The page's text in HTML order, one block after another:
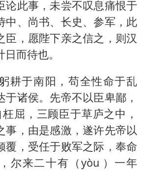
论此事，未尝不叹息痛恨于
中、尚书、长史、参军，此
臣，愿陛下亲之信之，则汉
而待也。
耕于南阳，苟全性命于乱
于诸侯。先帝不以臣卑鄙，
屈，三顾臣于草庐之中，
事，由是感激，遂许先帝以
覆，受任于败军之际，奉命
尔来二十有（yòu ）一年